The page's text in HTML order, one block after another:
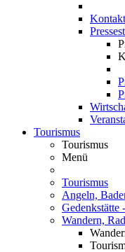
Kontakt
Tourismus
Tourismus
Menü
Tourismus
Angeln,
Gedenkstätte
Wandern,